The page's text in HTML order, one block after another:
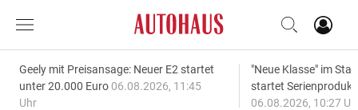
Geely mit Preisansage: Neuer E2 startet
unter 20.000 Euro 06.08.2026, 11:45
Uhr
"Neue Klasse" im
startet
06.08.2026, 10:27